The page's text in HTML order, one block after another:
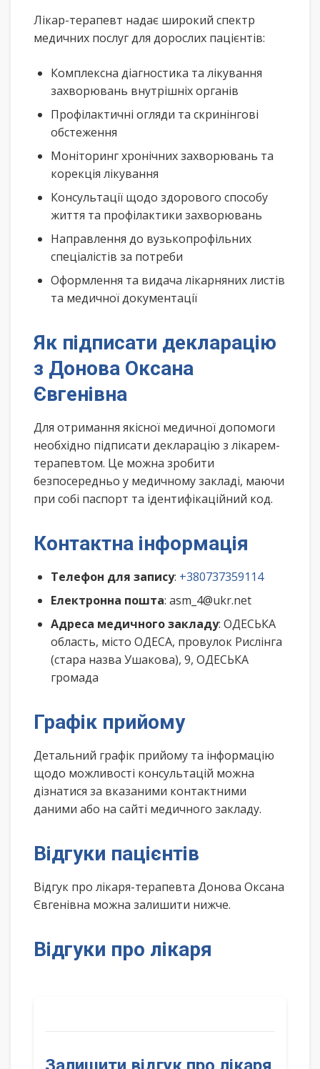
Лікар-терапевт надає широкий спектр
медичних послуг для дорослих пацієнтів:
Комплексна діагностика та лікування
захворювань внутрішніх органів
Профілактичні огляди та скринінгові
обстеження
Моніторинг хронічних захворювань та
корекція лікування
Консультації щодо здорового способу
життя та профілактики захворювань
Направлення до вузькопрофільних
спеціалістів за потреби
Оформлення та видача лікарняних листів
та медичної документації
Як підписати декларацію
з Донова Оксана
Євгенівна
Для отримання якісної медичної допомоги
необхідно підписати декларацію з лікарем-
терапевтом. Це можна зробити
безпосередньо у медичному закладі, маючи
при собі паспорт та ідентифікаційний код.
Контактна інформація
Телефон для запису: +380737359114
Електронна пошта: asm_4@ukr.net
Адреса медичного закладу: ОДЕСЬКА
область, місто ОДЕСА, провулок Рислінга
(стара назва Ушакова), 9, ОДЕСЬКА
громада
Графік прийому
Детальний графік прийому та інформацію
щодо можливості консультацій можна
дізнатися за вказаними контактними
даними або на сайті медичного закладу.
Відгуки пацієнтів
Відгук про лікаря-терапевта Донова Оксана
Євгенівна можна залишити нижче.
Відгуки про лікаря